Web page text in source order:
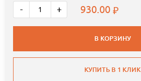
- + 930.00
В КОРЗИНУ
КУПИТЬ В 1 КЛИК